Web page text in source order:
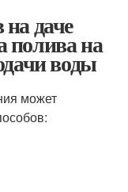
даче
полива на
воды
может